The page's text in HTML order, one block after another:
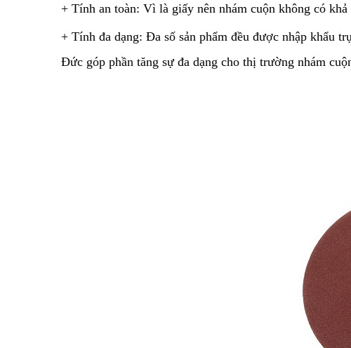
+ Tính an toàn: Vì là giấy nên nhám cuộn không có
+ Tính đa dạng: Đa số sản phẩm đều được nhập khẩu
Đức góp phần tăng sự đa dạng cho thị trường nhám